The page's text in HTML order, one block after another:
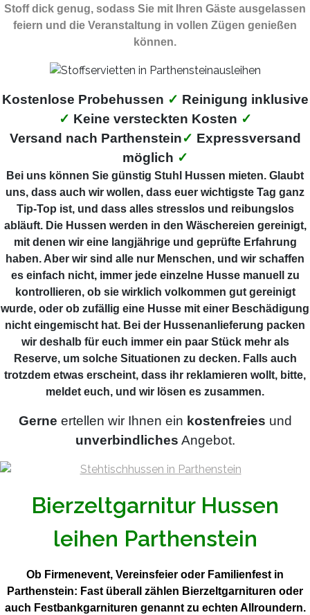
Stoff dick genug, sodass Sie mit Ihren Gäste ausgelassen
feiern und die Veranstaltung in vollen Zügen genießen
können.
Kostenlose Probehussen ✓ Reinigung inklusive
✓ Keine versteckten Kosten ✓
Versand nach Parthenstein✓ Expressversand
möglich ✓
Bei uns können Sie günstig Stuhl Hussen mieten. Glaubt
uns, dass auch wir wollen, dass euer wichtigste Tag ganz
Tip-Top ist, und dass alles stresslos und reibungslos
abläuft. Die Hussen werden in den Wäschereien gereinigt,
mit denen wir eine langjährige und geprüfte Erfahrung
haben. Aber wir sind alle nur Menschen, und wir schaffen
es einfach nicht, immer jede einzelne Husse manuell zu
kontrollieren, ob sie wirklich volkommen gut gereinigt
wurde, oder ob zufällig eine Husse mit einer Beschädigung
nicht eingemischt hat. Bei der Hussenanlieferung packen
wir deshalb für euch immer ein paar Stück mehr als
Reserve, um solche Situationen zu decken. Falls auch
trotzdem etwas erscheint, dass ihr reklamieren wollt, bitte,
meldet euch, und wir lösen es zusammen.
Gerne ertellen wir Ihnen ein kostenfreies und
unverbindliches Angebot.
Bierzeltgarnitur Hussen
leihen Parthenstein
Ob Firmenevent, Vereinsfeier oder Familienfest in
Parthenstein: Fast überall zählen Bierzeltgarnituren oder
auch Festbankgarnituren genannt zu echten Allroundern.